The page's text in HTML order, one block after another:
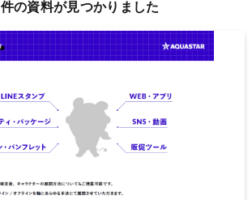
件の資料が見つかりました